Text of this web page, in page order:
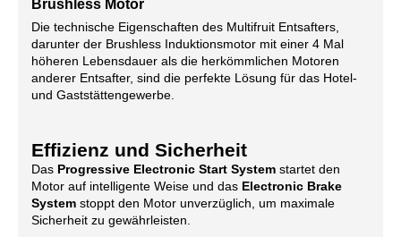
Brushless Motor
Die technische Eigenschaften des Multifruit Entsafters,
darunter der Brushless Induktionsmotor mit einer 4 Mal
höheren Lebensdauer als die herkömmlichen Motoren
anderer Entsafter, sind die perfekte Lösung für das Hotel-
und Gaststättengewerbe.
Effizienz und Sicherheit
Das Progressive Electronic Start System startet den
Motor auf intelligente Weise und das Electronic Brake
System stoppt den Motor unverzüglich, um maximale
Sicherheit zu gewährleisten.